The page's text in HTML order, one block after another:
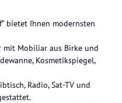
bietet Ihnen modernsten
mit Mobiliar aus Birke und
Kosmetikspiegel,
Radio, Sat-TV und